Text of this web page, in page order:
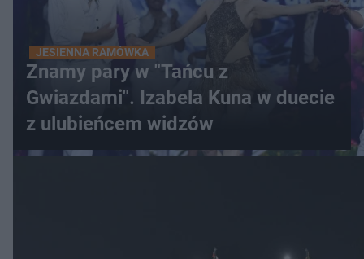
JESIENNA RAMÓWKA
Znamy pary w "Tańcu z
Gwiazdami". Izabela Kuna w duecie
z ulubieńcem widzów